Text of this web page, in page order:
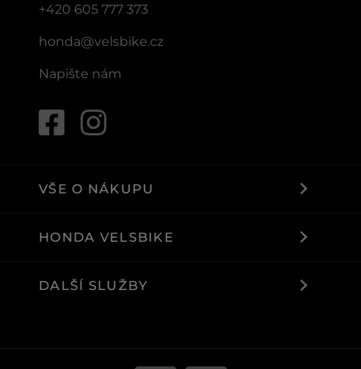
+420 605 777 373
honda@velsbike.cz
Napište nám
VŠE O NÁKUPU
HONDA VELSBIKE
DALŠÍ SLUŽBY